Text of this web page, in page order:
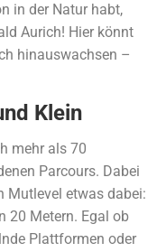
in der Natur habt,
Aurich! Hier könnt
hinauswachsen –
Klein
mehr als 70
Parcours. Dabei
Mutlevel etwas dabei:
20 Metern. Egal ob
Plattformen oder